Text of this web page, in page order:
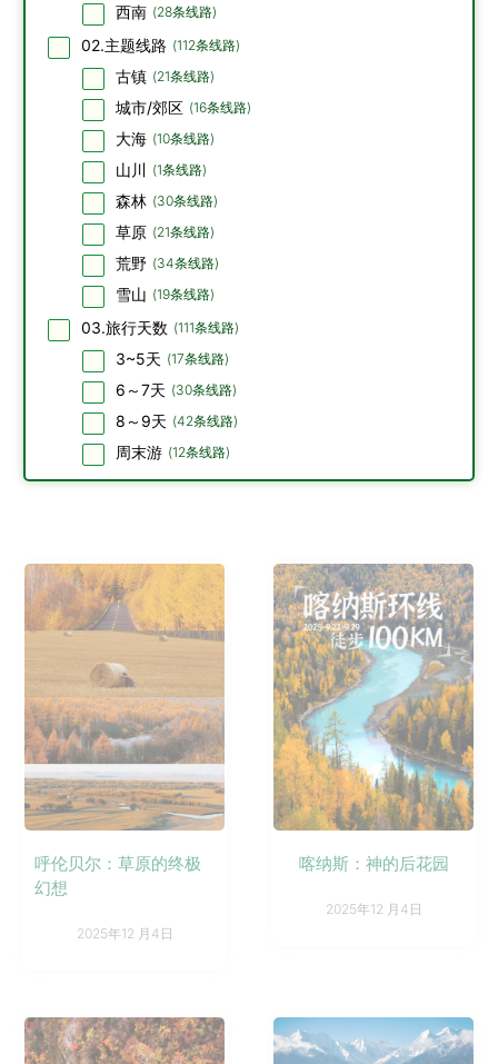
西南 (28条线路)
02.主题线路 (112条线路)
古镇 (21条线路)
城市/郊区 (16条线路)
大海 (10条线路)
山川 (1条线路)
森林 (30条线路)
草原 (21条线路)
荒野 (34条线路)
雪山 (19条线路)
03.旅行天数 (111条线路)
3~5天 (17条线路)
6～7天 (30条线路)
8～9天 (42条线路)
周末游 (12条线路)
呼伦贝尔：草原的终极
幻想
2025年12 月4日
喀纳斯：神的后花园
2025年12 月4日